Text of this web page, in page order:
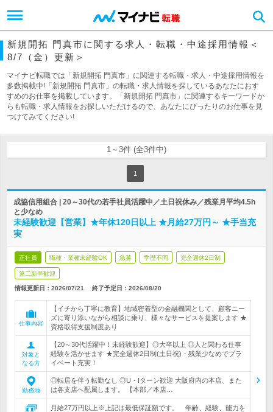
新規開拓 門真市に関する求人・転職・中途採用情報＜
8/7（金）更新＞
マイナビ転職では「新規開拓 門真市」に関連する転職・求人・中途採用情報を
多数掲載中!「新規開拓 門真市」の転職・求人情報を探しているあなたにおす
すめのお仕事を掲載しています。「新規開拓 門真市」に関連するキーワードか
らも転職・求人情報をお探しいただけるので、あなたにぴったりのお仕事を見
つけてみてください!
1～3件 (全3件中)
1
成協信用組合 | 20～30代の若手社員活躍中／土日祝休み／残業月平均4.5h
と少なめ
未経験歓迎【営業】★年休120日以上 ★月給27万円～ ★手当充
実
正社員 職種・業種未経験OK 急募 学歴不問 完全週休2日制
第二新卒歓迎
情報更新日：2026/07/21 終了予定日： 2026/08/20
仕事内容
【イチから丁寧に教育】地域密着型の金融機関として、顧客ニー
ズに寄り添いながら相談に乗り、様々なサービスを提案します ★
資格取得支援制度あり
対象と
なる方
【20～30代活躍中！未経験歓迎】◎大卒以上 ◎人と関わる仕事
経験を活かせます ★完全週休2日制(土日祝)・残業少なめでプラ
イベート充実！
勤務地
◎転居を伴う転勤なし ◎U・Iターン歓迎 大阪府内の本店、また
は各支店へ配属します。 【本部／本店…
月給27万円以上※上記は最低保証額です。 年齢、経験、能力を